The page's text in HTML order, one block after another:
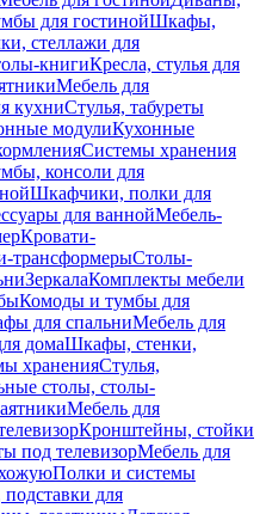
для гостинойШкафы,
стеллажи для
книгиКресла, стулья для
Мебель для
кухниСтулья, табуреты
модулиКухонные
Системы хранения
консоли для
Шкафчики, полки для
для ваннойМебель-
Кровати-
трансформерыСтолы-
ЗеркалаКомплекты мебели
Комоды и тумбы для
для спальниМебель для
домаШкафы, стенки,
храненияСтулья,
столы, столы-
Мебель для
Кронштейны, стойки
под телевизорМебель для
Полки и системы
для